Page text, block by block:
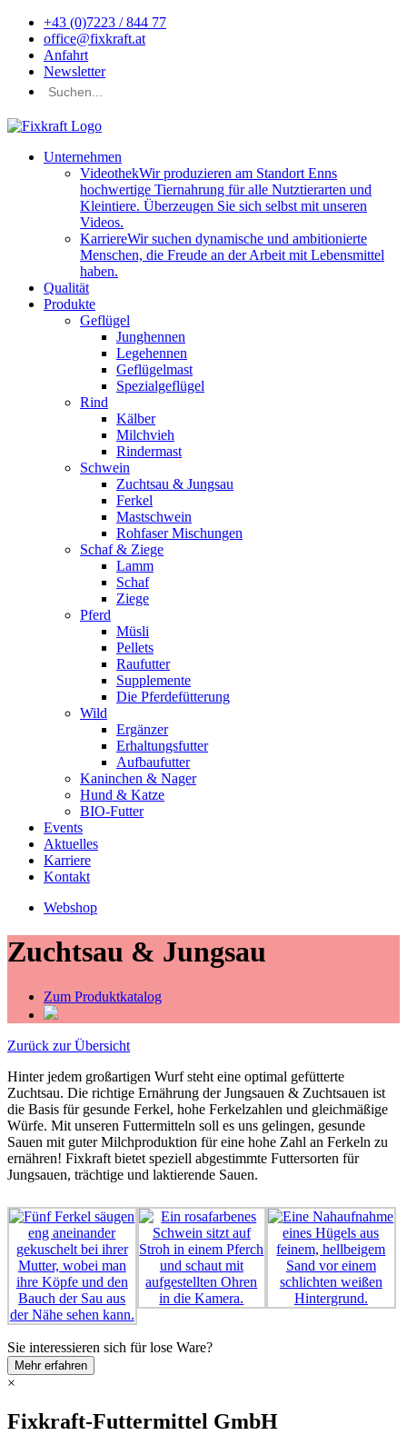
+43 (0)7223 / 844 77
office@fixkraft.at
Anfahrt
Newsletter
Unternehmen
VideothekWir produzieren am Standort Enns
hochwertige Tiernahrung für alle Nutztierarten und
Kleintiere. Überzeugen Sie sich selbst mit unseren
Videos.
KarriereWir suchen dynamische und ambitionierte
Menschen, die Freude an der Arbeit mit Lebensmittel
haben.
Qualität
Produkte
Geflügel
Junghennen
Legehennen
Geflügelmast
Spezialgeflügel
Rind
Kälber
Milchvieh
Rindermast
Schwein
Zuchtsau & Jungsau
Ferkel
Mastschwein
Rohfaser Mischungen
Schaf & Ziege
Lamm
Schaf
Ziege
Pferd
Müsli
Pellets
Raufutter
Supplemente
Die Pferdefütterung
Wild
Ergänzer
Erhaltungsfutter
Aufbaufutter
Kaninchen & Nager
Hund & Katze
BIO-Futter
Events
Aktuelles
Karriere
Kontakt
Webshop
Zuchtsau & Jungsau
Zum Produktkatalog
Zurück zur Übersicht
Hinter jedem großartigen Wurf steht eine optimal gefütterte
Zuchtsau. Die richtige Ernährung der Jungsauen & Zuchtsauen ist
die Basis für gesunde Ferkel, hohe Ferkelzahlen und gleichmäßige
Würfe. Mit unseren Futtermitteln soll es uns gelingen, gesunde
Sauen mit guter Milchproduktion für eine hohe Zahl an Ferkeln zu
ernähren! Fixkraft bietet speziell abgestimmte Futtersorten für
Jungsauen, trächtige und laktierende Sauen.
Sie interessieren sich für lose Ware?
Mehr erfahren
×
Fixkraft-Futtermittel GmbH